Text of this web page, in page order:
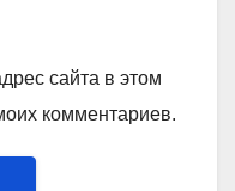
сайта в этом
комментариев.